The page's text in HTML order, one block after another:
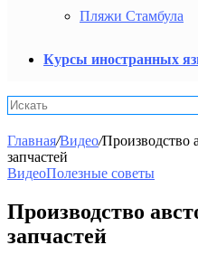
Пляжи Стамбула
Курсы иностранных
Главная/Видео/Производство
запчастей
ВидеоПолезные советы
Производство
запчастей